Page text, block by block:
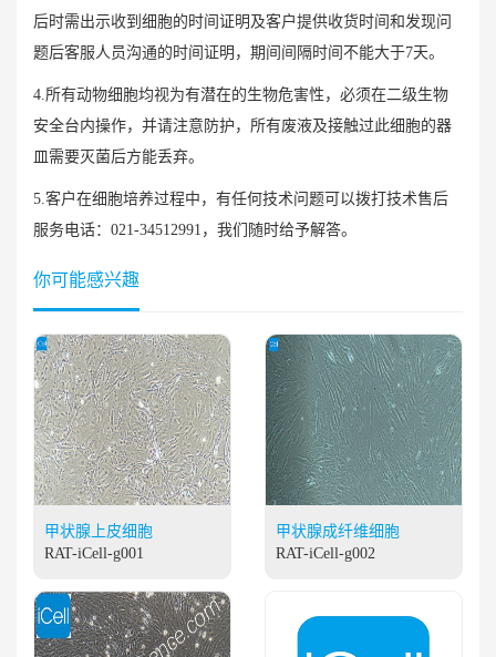
后时需出示收到细胞的时间证明及客户提供收货时间和发现问
题后客服人员沟通的时间证明，期间间隔时间不能大于7天。
4.所有动物细胞均视为有潜在的生物危害性，必须在二级生物
安全台内操作，并请注意防护，所有废液及接触过此细胞的器
皿需要灭菌后方能丢弃。
5.客户在细胞培养过程中，有任何技术问题可以拨打技术售后
服务电话：021-34512991，我们随时给予解答。
你可能感兴趣
甲状腺上皮细胞
RAT-iCell-g001
甲状腺成纤维细胞
RAT-iCell-g002